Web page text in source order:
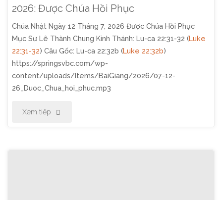
2026: Được Chúa Hồi Phục
Chúa Nhật Ngày 12 Tháng 7, 2026 Được Chúa Hồi Phục
Mục Sư Lê Thành Chung Kinh Thánh: Lu-ca 22:31-32 (Luke
22:31-32) Câu Gốc: Lu-ca 22:32b (Luke 22:32b)
https://springsvbc.com/wp-
content/uploads/Items/BaiGiang/2026/07-12-
26_Duoc_Chua_hoi_phuc.mp3
Xem tiếp "Thờ